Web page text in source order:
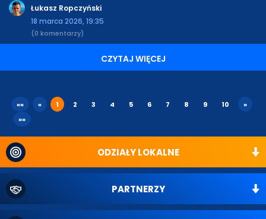
ODZIAŁY LOKALNE
PARTNERZY
Łukasz Ropczyński
18 marca 2026, 19:35
(0 komentarzy)
CZYTAJ WIĘCEJ
«« « 1 2 3 4 5 6 7 8 9 10
»
»»